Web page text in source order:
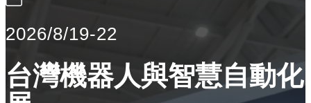
2026/8/19-22
台灣機器人與智慧自動化